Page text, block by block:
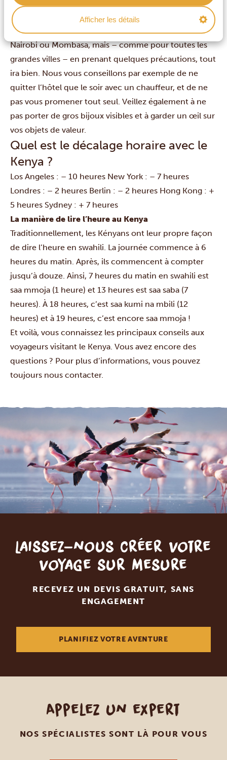
Afficher les détails
organisés avec des guides privés comme cela sera le
cas avec notre agence. Il y a, bien sûr, des endroits
spécifiques à éviter dans les grandes villes comme
Nairobi ou Mombasa, mais – comme pour toutes les
grandes villes – en prenant quelques précautions, tout
ira bien. Nous vous conseillons par exemple de ne
quitter l’hôtel que le soir avec un chauffeur, et de ne
pas vous promener tout seul. Veillez également à ne
pas porter de gros bijoux visibles et à garder un œil sur
vos objets de valeur.
Quel est le décalage horaire avec le
Kenya ?
Los Angeles : – 10 heures New York : – 7 heures
Londres : – 2 heures Berlin : – 2 heures Hong Kong : +
5 heures Sydney : + 7 heures
La manière de lire l’heure au Kenya
Traditionnellement, les Kényans ont leur propre façon
de dire l’heure en swahili. La journée commence à 6
heures du matin. Après, ils commencent à compter
jusqu’à douze. Ainsi, 7 heures du matin en swahili est
saa mmoja (1 heure) et 13 heures est saa saba (7
heures). À 18 heures, c’est saa kumi na mbili (12
heures) et à 19 heures, c’est encore saa mmoja !
Et voilà, vous connaissez les principaux conseils aux
voyageurs visitant le Kenya. Vous avez encore des
questions ? Pour plus d’informations, vous pouvez
toujours nous contacter.
Laissez-nous créer votre
voyage sur mesure
RECEVEZ UN DEVIS GRATUIT, SANS
ENGAGEMENT
PLANIFIEZ VOTRE AVENTURE
Appelez un expert
NOS SPÉCIALISTES SONT LÀ POUR VOUS